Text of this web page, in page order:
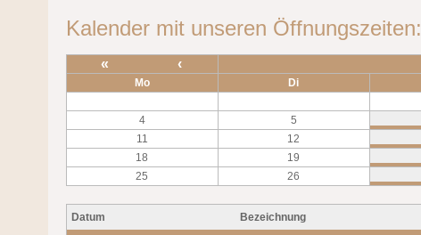
Kalender mit unseren Öffnungszeiten:
« ‹
Mo Di
4
5
11
12
18
19
25
26
Datum Bezeichnung